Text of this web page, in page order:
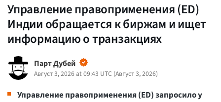
Управление правоприменения (ED)
Индии обращается к биржам и ищет
информацию о транзакциях
Парт Дубей
Август 3, 2026 at 09:43 UTC (Август 3, 2026)
Управление правоприменения (ED) запросило у